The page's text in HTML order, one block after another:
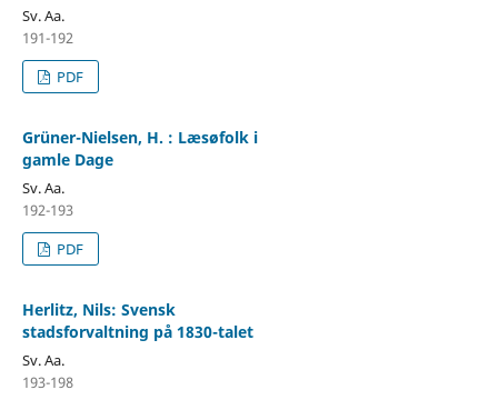
Sv. Aa.
191-192
PDF
Grüner-Nielsen, H. : Læsøfolk i
gamle Dage
Sv. Aa.
192-193
PDF
Herlitz, Nils: Svensk
stadsforvaltning på 1830-talet
Sv. Aa.
193-198